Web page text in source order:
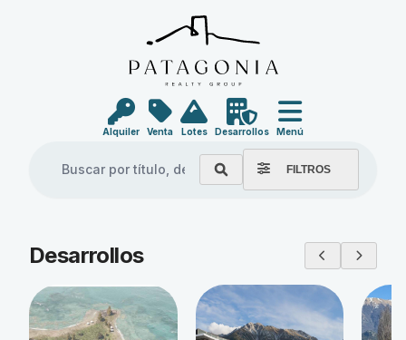
Alquiler Venta Lotes Desarrollos Menú
FILTROS
Explore our properties
Desarrollos